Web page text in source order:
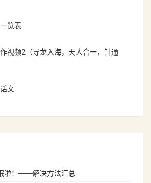
览表
视频2（导龙入海，天人合一，针通
文
啦！——解决方法汇总